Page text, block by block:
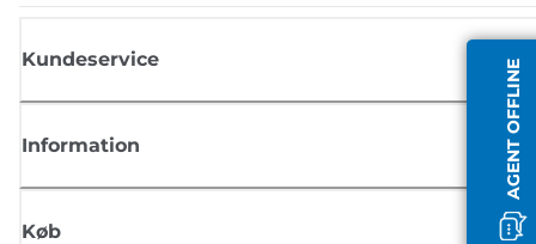
AGENT OFFLINE
Kundeservice
Information
Køb